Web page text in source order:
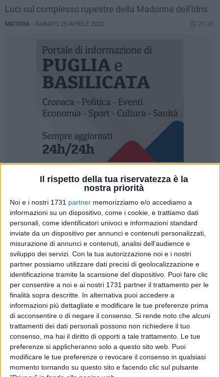
Il rispetto della tua riservatezza è la
nostra priorità
Noi e i nostri 1731 partner memorizziamo e/o accediamo a
informazioni su un dispositivo, come i cookie, e trattiamo dati
personali, come identificatori univoci e informazioni standard
inviate da un dispositivo per annunci e contenuti personalizzati,
misurazione di annunci e contenuti, analisi dell'audience e
sviluppo dei servizi. Con la tua autorizzazione noi e i nostri
partner possiamo utilizzare dati precisi di geolocalizzazione e
identificazione tramite la scansione del dispositivo. Puoi fare clic
per consentire a noi e ai nostri 1731 partner il trattamento per le
finalità sopra descritte. In alternativa puoi accedere a
informazioni più dettagliate e modificare le tue preferenze prima
di acconsentire o di negare il consenso. Si rende noto che alcuni
trattamenti dei dati personali possono non richiedere il tuo
consenso, ma hai il diritto di opporti a tale trattamento. Le tue
preferenze si applicheranno solo a questo sito web. Puoi
modificare le tue preferenze o revocare il consenso in qualsiasi
momento tornando su questo sito e facendo clic sul pulsante
Luci sul complesso rupestre della Madonna dell'Idris
MATERA - SABATO 25 APRILE 2020 21.38
151
Per la festa del 25 aprile sul complesso rupestre della
Madonna dell'Idris si sono accese le luci con il tricolore
italiano. Illumineranno la rupe sino al 2 giugno, festa della
Repubblica Italiana.
Un'iniziativa di forte valenza simbolica. Il tricolore nei Sassi
di Matera è un messaggio di speranza e di unità nazionale in
uno dei momenti più difficili della storia della Repubblica dal
1945.
"L'Italia – ha detto oggi il sindaco di Matera, Raffaello de
Ruggieri, per la festa della Liberazione – si trova oggi a
dover affrontare una nuova Resistenza, contro un nemico
invisibile e pericoloso. Da Matera vogliamo lanciare un
messaggio di unità e di rinascita della Nazione, ricordando